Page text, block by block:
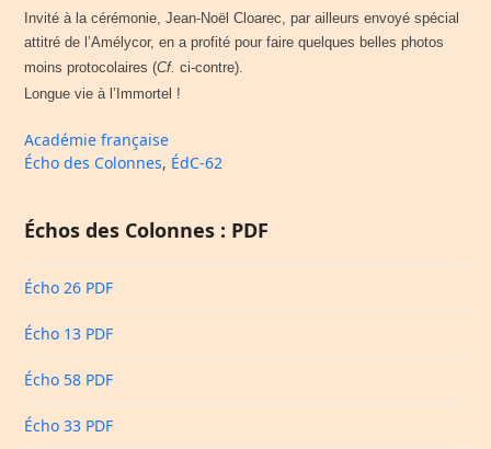
Invité à la cérémonie, Jean-Noël Cloarec, par ailleurs envoyé spécial
attitré de l’Amélycor, en a profité pour faire quelques belles photos
moinsprotocolaires(Cf.ci-contre).
Longue vie à l’Immortel !
Académie française
Écho des Colonnes, ÉdC-62
Échos des Colonnes : PDF
Écho 26 PDF
Écho 13 PDF
Écho 58 PDF
Écho 33 PDF